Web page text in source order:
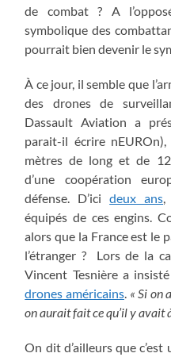
de combat ? A
symbolique des
pourrait bien devenir le
À ce jour, il semble que
des drones de
Dassault Aviation a
parait-il écrire
mètres de long et de
d’une coopération
défense. D’icideux ans,
équipés de ces engins.
alors que la France est le
l’étranger ? Lors de la
Vincent Tesnière a
drones américains. « Si on
on aurait fait ce qu’il y avait
On dit d’ailleurs que